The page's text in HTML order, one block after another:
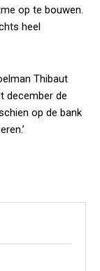
op te bouwen.
heel
Thibaut
december de
op de bank